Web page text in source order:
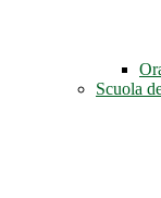
Scuola